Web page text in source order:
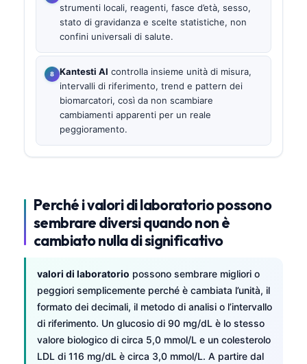
strumenti locali, reagenti, fasce d’età, sesso,
stato di gravidanza e scelte statistiche, non
confini universali di salute.
Kantesti AI controlla insieme unità di misura,
intervalli di riferimento, trend e pattern dei
biomarcatori, così da non scambiare
cambiamenti apparenti per un reale
peggioramento.
Perché i valori di laboratorio possono
sembrare diversi quando non è
cambiato nulla di significativo
valori di laboratorio possono sembrare migliori o
peggiori semplicemente perché è cambiata l’unità, il
formato dei decimali, il metodo di analisi o l’intervallo
di riferimento. Un glucosio di 90 mg/dL è lo stesso
valore biologico di circa 5,0 mmol/L e un colesterolo
LDL di 116 mg/dL è circa 3,0 mmol/L. A partire dal